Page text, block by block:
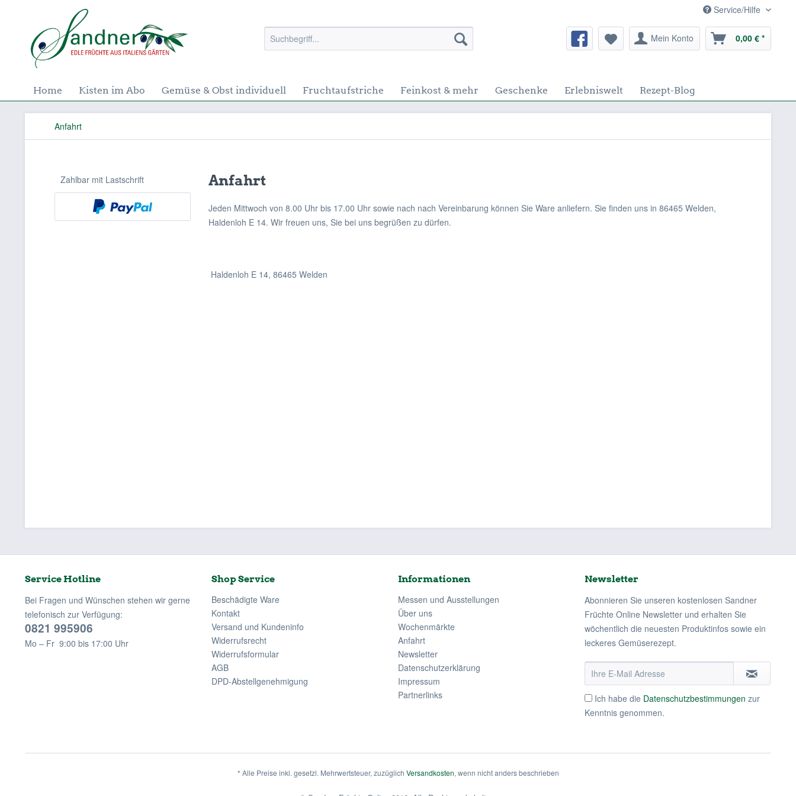
Service/Hilfe
Mein Konto 0,00 € *
Home Kisten im Abo Gemüse & Obst individuell Fruchtaufstriche Feinkost & mehr Geschenke Erlebniswelt Rezept-Blog
Anfahrt
Zahlbar mit Lastschrift Anfahrt
Jeden Mittwoch von 8.00 Uhr bis 17.00 Uhr sowie nach nach Vereinbarung können Sie Ware anliefern. Sie finden uns in 86465 Welden,
Haldenloh E 14. Wir freuen uns, Sie bei uns begrüßen zu dürfen.
Haldenloh E 14, 86465 Welden
Service Hotline
Bei Fragen und Wünschen stehen wir gerne
telefonisch zur Verfügung:
0821 995906
Mo – Fr 9:00 bis 17:00 Uhr
Shop Service
Beschädigte Ware
Kontakt
Versand und Kundeninfo
Widerrufsrecht
Widerrufsformular
AGB
DPD-Abstellgenehmigung
Informationen
Messen und Ausstellungen
Über uns
Wochenmärkte
Anfahrt
Newsletter
Datenschutzerklärung
Impressum
Partnerlinks
Newsletter
Abonnieren Sie unseren kostenlosen Sandner
Früchte Online Newsletter und erhalten Sie
wöchentlich die neuesten Produktinfos sowie ein
leckeres Gemüserezept.
Ich habe die Datenschutzbestimmungen zur
Kenntnis genommen.
* Alle Preise inkl. gesetzl. Mehrwertsteuer, zuzüglich Versandkosten, wenn nicht anders beschrieben